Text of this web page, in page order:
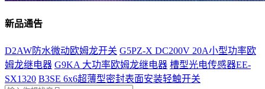
新品通告
D2AW防水微动欧姆龙开关 G5PZ-X DC200V 20A小型功率欧
姆龙继电器 G9KA 大功率欧姆龙继电器 槽型光电传感器EE-
SX1320 B3SE 6x6超薄型密封表面安装轻触开关